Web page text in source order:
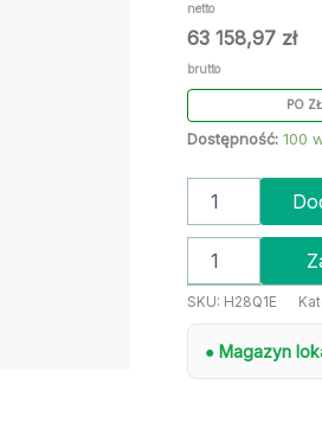
netto
63 158,97 zł
brutto
PO
Dostępność: 100
SKU: H28Q1E
● Magazyn